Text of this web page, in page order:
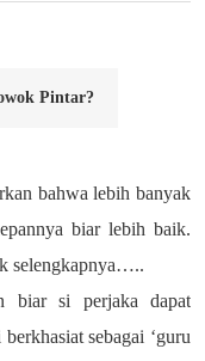
Pintar?
bahwa lebih banyak
biar lebih baik.
selengkapnya…..
biar si perjaka dapat
sebagai ‘guru